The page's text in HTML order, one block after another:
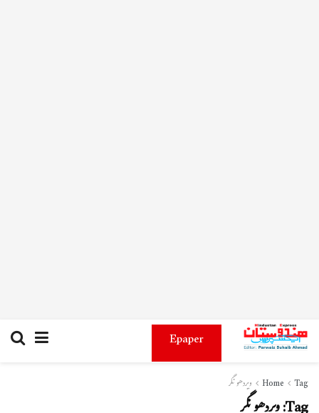
Epaper
Home Tag ویردھو نگر